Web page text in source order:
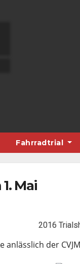
Fahrradtrial
Mai
2016
anlässlich der